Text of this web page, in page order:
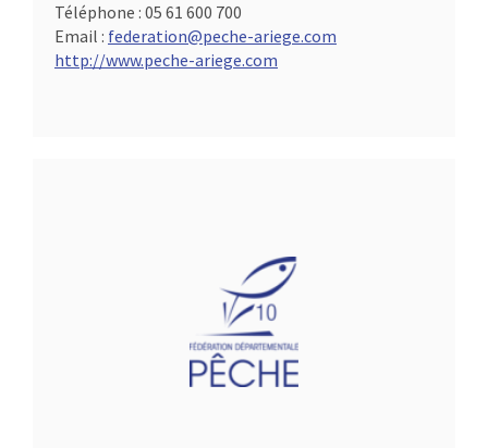
Téléphone : 05 61 600 700
Email : federation@peche-ariege.com
http://www.peche-ariege.com